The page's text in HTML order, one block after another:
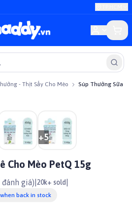
- Thịt Sấy Cho Mèo
Súp Thưởng Sữa
+5
Cho Mèo PetQ 15g
đánh giá) 20k+ sold
back in stock